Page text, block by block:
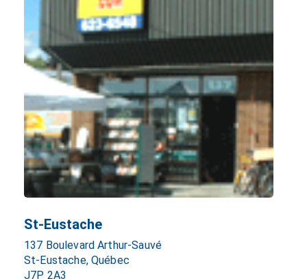
St-Eustache
137 Boulevard Arthur-Sauvé
St-Eustache, Québec
J7P 2A3